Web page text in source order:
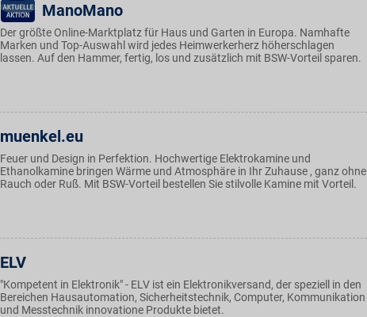
ManoMano
Der größte Online-Marktplatz für Haus und Garten in Europa. Namhafte
Marken und Top-Auswahl wird jedes Heimwerkerherz höherschlagen
lassen. Auf den Hammer, fertig, los und zusätzlich mit BSW-Vorteil sparen.
muenkel.eu
Feuer und Design in Perfektion. Hochwertige Elektrokamine und
Ethanolkamine bringen Wärme und Atmosphäre in Ihr Zuhause , ganz ohne
Rauch oder Ruß. Mit BSW-Vorteil bestellen Sie stilvolle Kamine mit Vorteil.
ELV
"Kompetent in Elektronik" - ELV ist ein Elektronikversand, der speziell in den
Bereichen Hausautomation, Sicherheitstechnik, Computer, Kommunikation
und Messtechnik innovatione Produkte bietet.